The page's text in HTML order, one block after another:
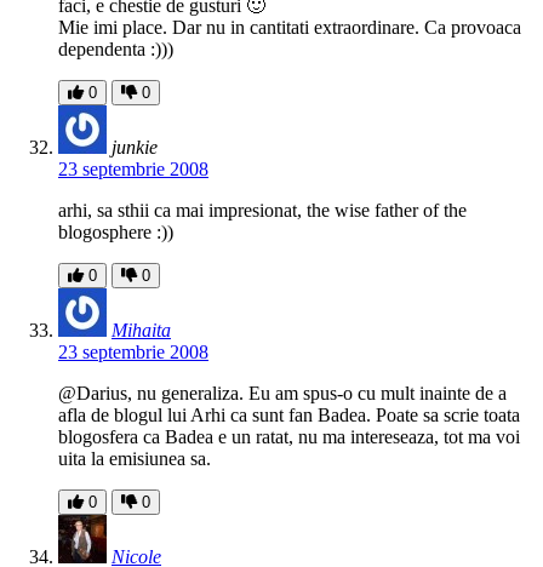
faci, e chestie de gusturi 🙂
Mie imi place. Dar nu in cantitati extraordinare. Ca provoaca
dependenta :)))
0 0
junkie
23 septembrie 2008
arhi, sa sthii ca mai impresionat, the wise father of the
blogosphere :))
0 0
Mihaita
23 septembrie 2008
@Darius, nu generaliza. Eu am spus-o cu mult inainte de a
afla de blogul lui Arhi ca sunt fan Badea. Poate sa scrie toata
blogosfera ca Badea e un ratat, nu ma intereseaza, tot ma voi
uita la emisiunea sa.
0 0
Nicole